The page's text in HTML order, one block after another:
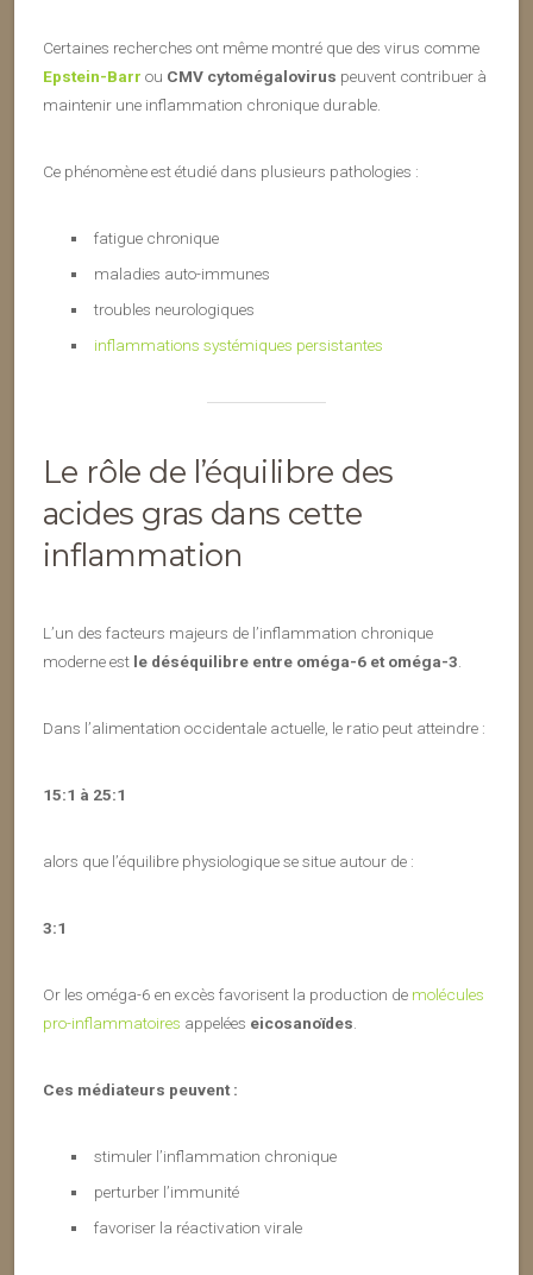
Certaines recherches ont même montré que des virus comme
Epstein-Barr ou CMV cytomégalovirus peuvent contribuer à
maintenir une inflammation chronique durable.
Ce phénomène est étudié dans plusieurs pathologies :
fatigue chronique
maladies auto-immunes
troubles neurologiques
inflammations systémiques persistantes
Le rôle de l’équilibre des
acides gras dans cette
inflammation
L’un des facteurs majeurs de l’inflammation chronique
moderne est le déséquilibre entre oméga-6 et oméga-3
Dans l’alimentation occidentale actuelle, le ratio peut atteindre :
15:1 à 25:1
alors que l’équilibre physiologique se situe autour de :
3:1
Or les oméga-6 en excès favorisent la production de molécules
pro-inflammatoires appelées eicosanoïdes
Ces médiateurs peuvent :
stimuler l’inflammation chronique
perturber l’immunité
favoriser la réactivation virale